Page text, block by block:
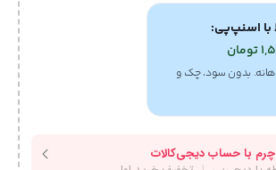
اسنپ‌پی:
تومان
بدون سود، چک و